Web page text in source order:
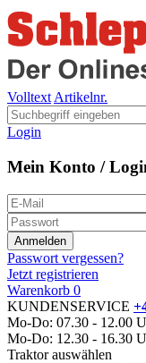
Volltext Artikelnr.
Login
Mein Konto /
Passwort vergessen?
Jetzt registrieren
Warenkorb 0
KUNDENSERVICE
Mo-Do: 07.30 - 12.00
Mo-Do: 12.30 - 16.30
Traktor auswählen